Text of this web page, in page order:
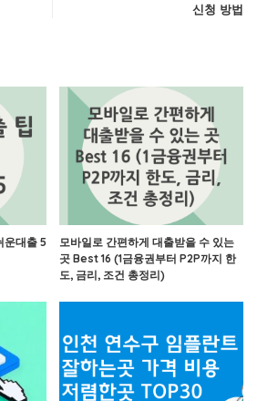
신청 방법
운대출 5
모바일로 간편하게 대출받을 수 있는
곳 Best 16 (1금융권부터 P2P까지 한
도, 금리, 조건 총정리)